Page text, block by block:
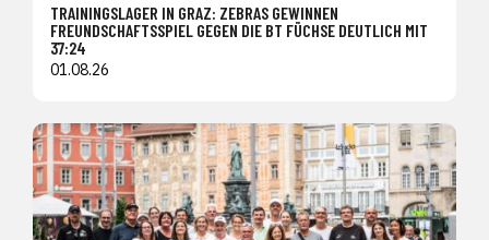
TRAININGSLAGER IN GRAZ: ZEBRAS GEWINNEN
FREUNDSCHAFTSSPIEL GEGEN DIE BT FÜCHSE DEUTLICH MIT
37:24
01.08.26